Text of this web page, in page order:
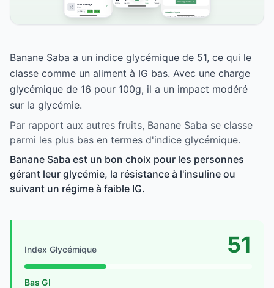
Banane Saba a un indice glycémique de 51, ce qui le
classe comme un aliment à IG bas. Avec une charge
glycémique de 16 pour 100g, il a un impact modéré
sur la glycémie.
Par rapport aux autres fruits, Banane Saba se classe
parmi les plus bas en termes d'indice glycémique.
Banane Saba est un bon choix pour les personnes
gérant leur glycémie, la résistance à l'insuline ou
suivant un régime à faible IG.
Index Glycémique 51
Bas GI